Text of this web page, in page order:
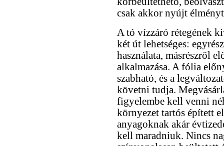
csak akkor nyújt
A tó vízzáró rétegének
két út lehetséges:
használata, másrészről
alkalmazása. A fólia
szabható, és a
követni tudja.
figyelembe kell venni
környezet tartós épített
anyagoknak akár
kell maradniuk. Nincs